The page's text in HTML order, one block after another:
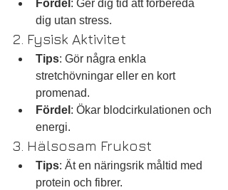
Fördel : Ger dig tid att förbereda
dig utan stress.
2. Fysisk Aktivitet
Tips: Gör några enkla
stretchövningar eller en kort
promenad.
Fördel : Ökar blodcirkulationen och
energi.
3. Hälsosam Frukost
Tips: Ät en näringsrik måltid med
protein och fibrer.